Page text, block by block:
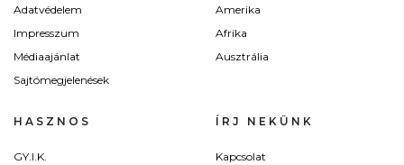
Adatvédelem
Impresszum
Médiaajánlat
Sajtómegjelenések
Amerika
Afrika
Ausztrália
HASZNOS
GY.I.K.
ÍRJ NEKÜNK
Kapcsolat